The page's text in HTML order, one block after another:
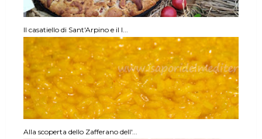
Il casatiello di Sant'Arpino e il l...
Alla scoperta dello Zafferano dell'...